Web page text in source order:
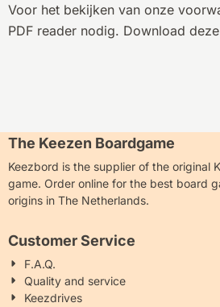
Voor het bekijken van onze
PDF reader nodig. Download
The Keezen Boardgame
Keezbord is the supplier of the original
game. Order online for the best board
origins in The Netherlands.
Customer Service
F.A.Q.
Quality and service
Keezdrives